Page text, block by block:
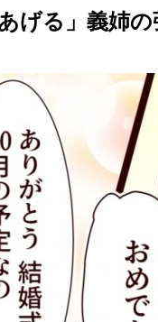
げる」義姉